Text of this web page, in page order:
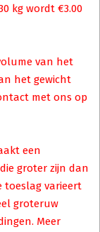
kg wordt €3.00
van het
het gewicht
met ons op
een
groter zijn dan
toeslag varieert
groteruw
Meer